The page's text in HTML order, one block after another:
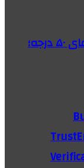
هشدار قرمز هواشناسی برای گرمای ۵۰ درجه؛